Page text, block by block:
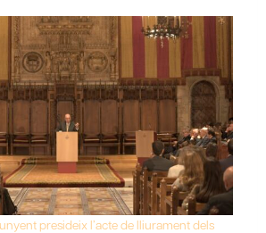
presideix l’acte de lliurament dels